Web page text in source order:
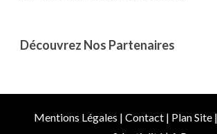
Découvrez Nos Partenaires
Mentions Légales | Contact| Plan Site|